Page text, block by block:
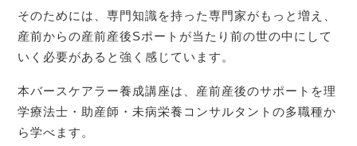
そのためには、専門知識を持った専門家がもっと増え、
産前からの産前産後Sポートが当たり前の世の中にして
いく必要があると強く感じています。
本バースケアラー養成講座は、産前産後のサポートを理
学療法士・助産師・未病栄養コンサルタントの多職種か
ら学べます。